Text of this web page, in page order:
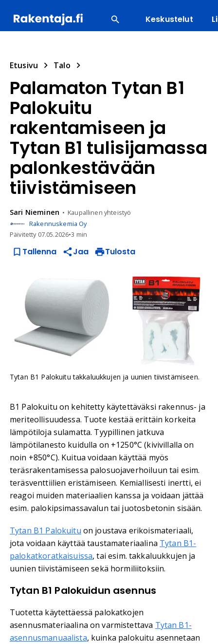
Keskustelut
Etusivu Talo
Palamaton Tytan B1
Palokuitu
rakentamiseen ja
Tytan B1 tulisijamassa
palonkestävään
tiivistämiseen
Sari Nieminen
Kaupallinen yhteistyö
Rakennuskemia Oy
Päivitetty 07.05.2026•3 min
Tallenna Jaa Tulosta
Tytan B1 Palokuitu takkaluukkujen ja uunien tiivistämiseen.
B1 Palokuitu on kehitetty käytettäväksi rakennus- ja
meriteollisuudessa. Tuote kestää erittäin korkeita
lämpötiloja sulamatta. Tyypillinen jatkuva
lämpötilanesto kuidulla on +1250°C (kivivillalla on
noin +850°C). Kuitua voidaan käyttää myös
teräsrakentamisessa palosuojaverhoiluun tai esim.
teräsventtiilien eristämiseen. Kemiallisesti inertti, ei
reagoi muiden materiaalien kanssa ja voidaan jättää
esim. palokipsimassavalun tai juotosbetonin sisään.
Tytan B1 Palokuitu on joustava erikoismateriaali,
jota voidaan käyttää taustamateriaalina Tytan B1-
palokatkoratkaisuissa, tai esim. takkaluukkujen ja
uunien tiivistämiseen sekä hormiliitoksiin.
Tytan B1 Palokuidun asennus
Tuotetta käytettäessä palokatkojen
asennusmateriaalina on varmistettava Tytan B1-
asennusmanuaalista, kuinka palokuitu asennetaan